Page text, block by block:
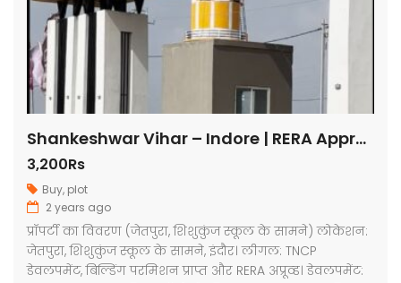
Shankeshwar Vihar – Indore | RERA Approved Plots
3,200Rs
Buy, plot
2 years ago
प्रॉपर्टी का विवरण (जेतपुरा, शिशुकुंज स्कूल के सामने) लोकेशन:
जेतपुरा, शिशुकुंज स्कूल के सामने, इंदौर। लीगल: TNCP
डेवलपमेंट, बिल्डिंग परमिशन प्राप्त और RERA अप्रूव्ड। डेवलपमेंट: